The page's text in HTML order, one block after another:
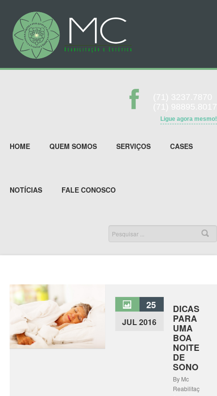
Ligue agora mesmo!
HOME QUEM SOMOS SERVIÇOS CASES
NOTÍCIAS FALE CONOSCO
25
JUL 2016
DICAS
PARA
UMA
BOA
NOITE
DE
SONO
By Mc
Reabilitaç